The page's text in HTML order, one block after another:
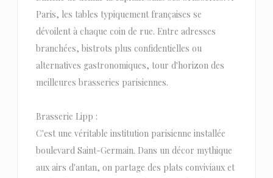
Paris, les tables typiquement françaises se
dévoilent à chaque coin de rue. Entre adresses
branchées, bistrots plus confidentielles ou
alternatives gastronomiques, tour d'horizon des
meilleures brasseries parisiennes.
Brasserie Lipp :
C'est une véritable institution parisienne installée
boulevard Saint-Germain. Dans un décor mythique
aux airs d'antan, on partage des plats conviviaux et